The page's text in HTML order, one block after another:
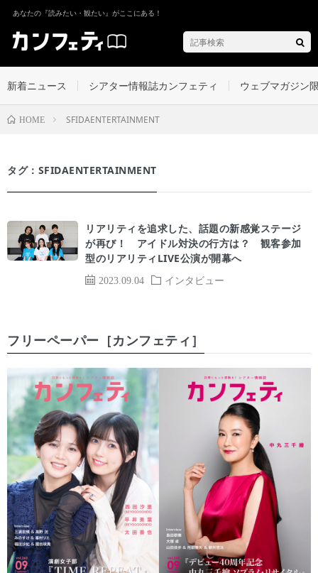
あなたの『読みたい・観たい』がここにある！
新着ニュース シアター情報誌カンフェティ ウェブマガジン
HOME SFIDAENTERTAINMENT
タグ：SFIDAENTERTAINMENT
2023.09.04 インタビュー
リアリティを追求した、話題の新感覚ステージ
が再び！ アイドル対決の行方は？ 観客参加
型のリアリティLIVE公演が開幕へ
フリーペーパー［カンフェティ］